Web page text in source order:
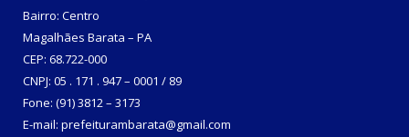
Bairro: Centro
Magalhães Barata – PA
CEP: 68.722-000
CNPJ: 05 . 171 . 947 – 0001 / 89
Fone: (91) 3812 – 3173
E-mail: prefeiturambarata@gmail.com